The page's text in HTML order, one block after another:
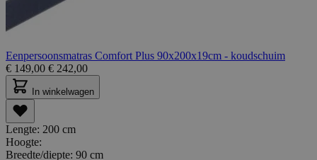
Eenpersoonsmatras Comfort Plus 90x200x19cm - koudschuim
€ 149,00 € 242,00
In winkelwagen
Lengte: 200 cm
Hoogte:
Breedte/diepte: 90 cm